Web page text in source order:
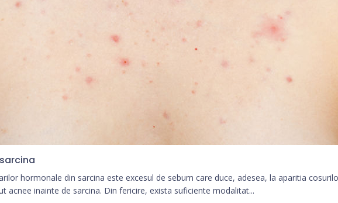
hormonale din sarcina este excesul de sebum care duce, adesea, la aparitia
acnee inainte de sarcina. Din fericire, exista suficiente modalitat...